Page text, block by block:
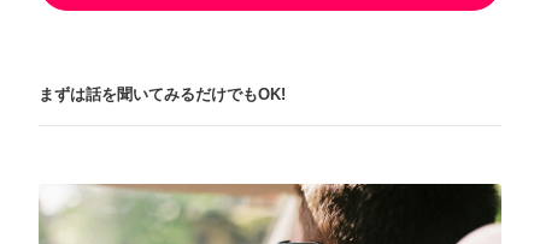
まずは話を聞いてみるだけでもOK!